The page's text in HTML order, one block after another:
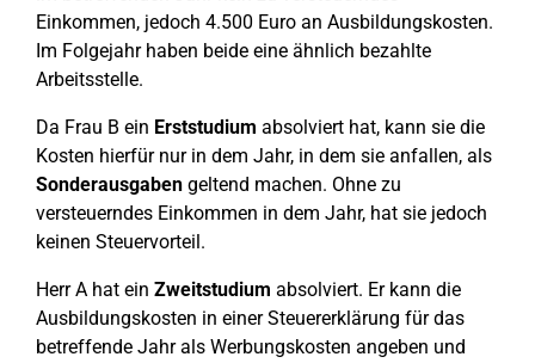
Einkommen, jedoch 4.500 Euro an Ausbildungskosten.
Im Folgejahr haben beide eine ähnlich bezahlte
Arbeitsstelle.
Da Frau B ein Erststudium absolviert hat, kann sie die
Kosten hierfür nur in dem Jahr, in dem sie anfallen, als
Sonderausgaben geltend machen. Ohne zu
versteuerndes Einkommen in dem Jahr, hat sie jedoch
keinen Steuervorteil.
Herr A hat ein Zweitstudium absolviert. Er kann die
Ausbildungskosten in einer Steuererklärung für das
betreffende Jahr als Werbungskosten angeben und